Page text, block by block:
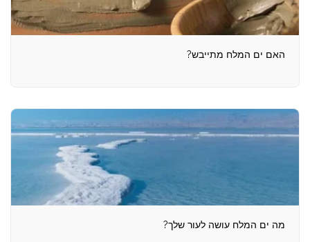
האם ים המלח מתייבש?
מה ים המלח עושה לעור שלך?